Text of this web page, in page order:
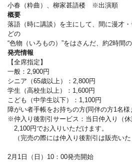
小春（粋曲）、柳家甚語楼 ※出演順
概要
落語（時に講談）を主にして、間に漫才
どの
“色物（いろもの）”をはさんだ、約2時間
発売情報
【全席指定】
一般：2,900円
シニア（65歳以上）：2,800円
学生（高校生以上）：1,600円
こども（中学生以下）：1,100円
障がい者手帳をお持ちの方(同伴の方1名様
※仲入り後割引サービス：当日仲入り（休
2,100円でお入りいただけます。
（完売の際には仲入り後割引は販売いた
2月1日（日）10：00発売開始